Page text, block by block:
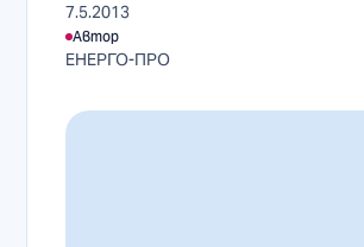
7.5.2013
Автор
ЕНЕРГО-ПРО